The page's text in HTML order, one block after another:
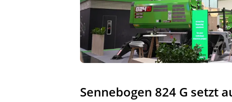
Sennebogen 824 G setzt